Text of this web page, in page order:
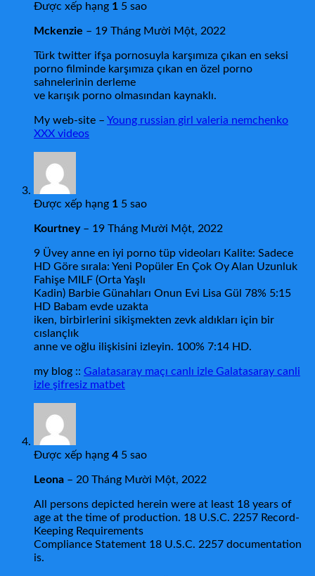
Được xếp hạng 1 5 sao
Mckenzie – 19 Tháng Mười Một, 2022
Türk twitter ifşa pornosuyla karşımıza çıkan en seksi
porno filminde karşımıza çıkan en özel porno
sahnelerinin derleme
ve karışık porno olmasından kaynaklı.
My web-site – Young russian girl valeria nemchenko
XXX videos
Được xếp hạng 1 5 sao
Kourtney – 19 Tháng Mười Một, 2022
9 Üvey anne en iyi porno tüp videoları Kalite: Sadece
HD Göre sırala: Yeni Popüler En Çok Oy Alan Uzunluk
Fahişe MILF (Orta Yaşlı
Kadin) Barbie Günahları Onun Evi Lisa Gül 78% 5:15
HD Babam evde uzakta
iken, birbirlerini sikişmekten zevk aldıkları için bir
cıslançlık
anne ve oğlu ilişkisini izleyin. 100% 7:14 HD.
my blog :: Galatasaray maçı canlı izle Galatasaray canli
izle şifresiz matbet
Được xếp hạng 4 5 sao
Leona – 20 Tháng Mười Một, 2022
All persons depicted herein were at least 18 years of
age at the time of production. 18 U.S.C. 2257 Record-
Keeping Requirements
Compliance Statement 18 U.S.C. 2257 documentation
is.